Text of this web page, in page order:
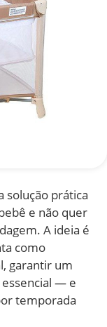
solução prática
e não quer
A ideia é
como
garantir um
— e
temporada